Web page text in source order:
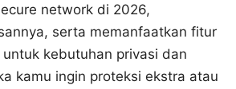
network di 2026,
serta memanfaatkan fitur
kebutuhan privasi dan
kamu ingin proteksi ekstra atau